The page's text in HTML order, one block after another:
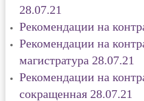
28.07.21
Рекомендации на
Рекомендации на
магистратура 28.07.21
Рекомендации на
сокращенная 28.07.21